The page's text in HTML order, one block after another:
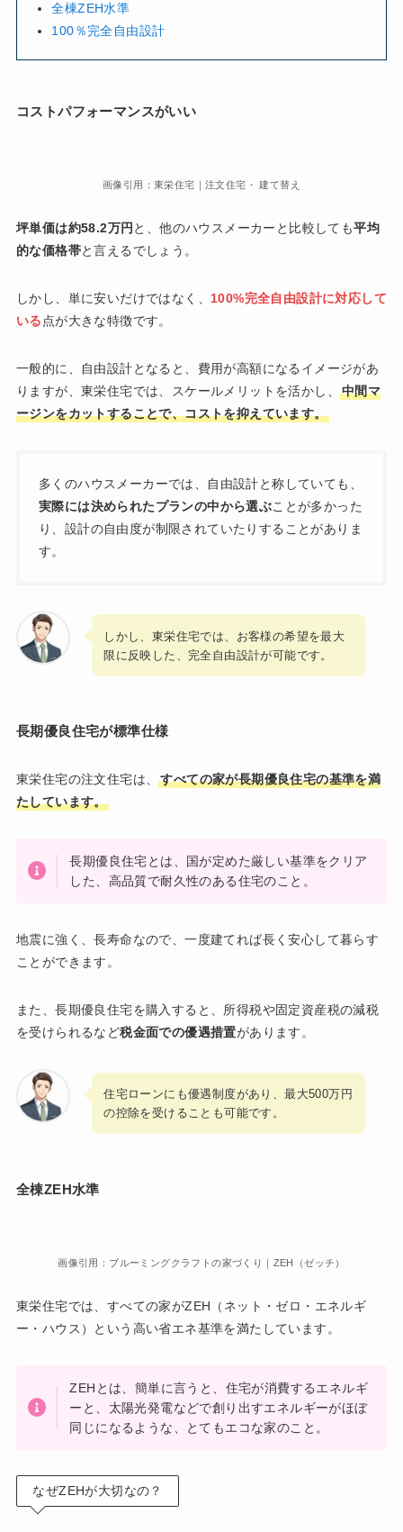
全棟ZEH水準
100％完全自由設計
コストパフォーマンスがいい
画像引用：東栄住宅｜注文住宅・ 建て替え
坪単価は約58.2万円 と、他のハウスメーカーと比較しても平均
的な価格帯と言えるでしょう。
しかし、単に安いだけではなく、 100%完全自由設計に対応して
いる点が大きな特徴です。
一般的に、自由設計となると、費用が高額になるイメージがあ
りますが、東栄住宅では、スケールメリットを活かし、
中間マ
ージンをカットすることで、コストを抑えています。
多くのハウスメーカーでは、自由設計と称していても、
実際には決められたプランの中から選ぶことが多かった
り、設計の自由度が制限されていたりすることがありま
す。
しかし、東栄住宅では、お客様の希望を最大
限に反映した、完全自由設計が可能です。
長期優良住宅が標準仕様
東栄住宅の注文住宅は、すべての家が長期優良住宅の基準を満
たしています。
長期優良住宅とは、国が定めた厳しい基準をクリア
した、高品質で耐久性のある住宅のこと。
地震に強く、長寿命なので、一度建てれば長く安心して暮らす
ことができます。
また、長期優良住宅を購入すると、所得税や固定資産税の減税
を受けられるなど税金面での優遇措置があります。
住宅ローンにも優遇制度があり、最大500万円
の控除を受けることも可能です。
全棟ZEH水準
画像引用：ブルーミングクラフトの家づくり｜ZEH（ゼッチ）
東栄住宅では、すべての家がZEH（ネット・ゼロ・エネルギ
ー・ハウス）という高い省エネ基準を満たしています。
ZEHとは、簡単に言うと、住宅が消費するエネルギ
ーと、太陽光発電などで創り出すエネルギーがほぼ
同じになるような、とてもエコな家のこと。
なぜZEHが大切なの？